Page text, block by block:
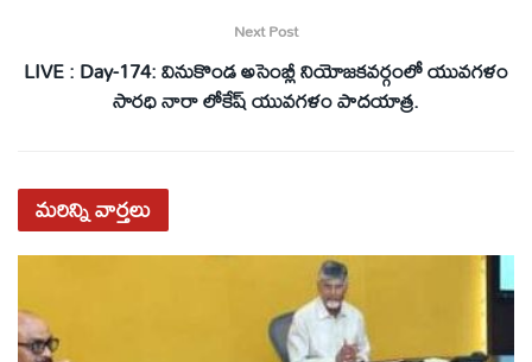
Next Post
LIVE : Day-174: వినుకొండ అసెంబ్లీ నియోజకవర్గంలో యువగళం
సారధి నారా లోకేష్ యువగళం పాదయాత్ర.
మరిన్నివార్తలు